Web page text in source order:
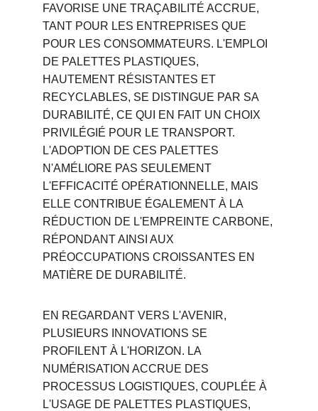
FAVORISE UNE TRAÇABILITÉ ACCRUE,
TANT POUR LES ENTREPRISES QUE
POUR LES CONSOMMATEURS. L'EMPLOI
DE PALETTES PLASTIQUES,
HAUTEMENT RÉSISTANTES ET
RECYCLABLES, SE DISTINGUE PAR SA
DURABILITÉ, CE QUI EN FAIT UN CHOIX
PRIVILÉGIÉ POUR LE TRANSPORT.
L'ADOPTION DE CES PALETTES
N'AMÉLIORE PAS SEULEMENT
L'EFFICACITÉ OPÉRATIONNELLE, MAIS
ELLE CONTRIBUE ÉGALEMENT À LA
RÉDUCTION DE L'EMPREINTE CARBONE,
RÉPONDANT AINSI AUX
PRÉOCCUPATIONS CROISSANTES EN
MATIÈRE DE DURABILITÉ.
EN REGARDANT VERS L'AVENIR,
PLUSIEURS INNOVATIONS SE
PROFILENT À L'HORIZON. LA
NUMÉRISATION ACCRUE DES
PROCESSUS LOGISTIQUES, COUPLÉE À
L'USAGE DE PALETTES PLASTIQUES,